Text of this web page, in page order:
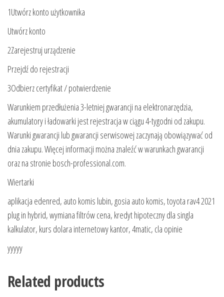
1Utwórz konto użytkownika
Utwórz konto
2Zarejestruj urządzenie
Przejdź do rejestracji
3Odbierz certyfikat / potwierdzenie
Warunkiem przedłużenia 3-letniej gwarancji na elektronarzędzia,
akumulatory i ładowarki jest rejestracja w ciągu 4-tygodni od zakupu.
Warunki gwarancji lub gwarancji serwisowej zaczynają obowiązywać od
dnia zakupu. Więcej informacji można znaleźć w warunkach gwarancji
oraz na stronie bosch-professional.com.
Wiertarki
aplikacja edenred, auto komis lubin, gosia auto komis, toyota rav4 2021
plug in hybrid, wymiana filtrów cena, kredyt hipoteczny dla singla
kalkulator, kurs dolara internetowy kantor, 4matic, cla opinie
yyyyy
Related products